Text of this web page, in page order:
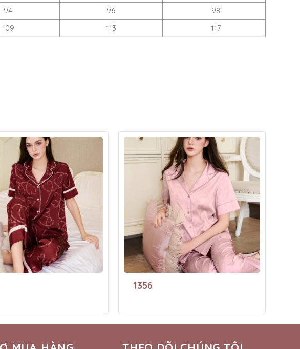
94 96
98
109 113 117
1356